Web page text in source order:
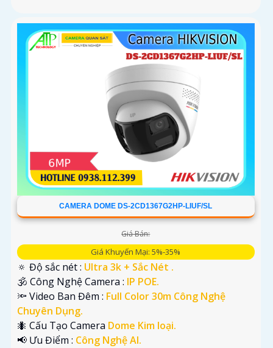
CAMERA DOME DS-2CD1367G2HP-LIUF/SL
Giá Bán:
Giá Khuyến Mại: 5%-35%
🔅 Độ sắc nét : Ultra 3k + Sắc Nét .
🕉️ Công Nghệ Camera : IP POE.
🔦 Video Ban Đêm : Full Color 30m Công Nghệ
Chuyên Dụng.
🐜 Cấu Tạo Camera Dome Kim loại.
️📢 Ưu Điểm : Công Nghệ AI.